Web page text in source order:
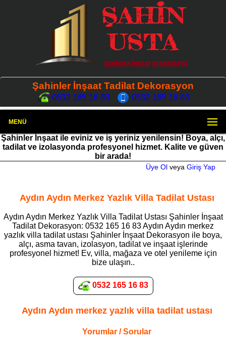
Şahinler İnşaat Tadilat Dekorasyon
0532 165 16 83 0532 165 16 83
MENÜ
Şahinler İnşaat ile eviniz ve iş yeriniz yenilensin! Boya, alçı,
tadilat ve izolasyonda profesyonel hizmet. Kalite ve güven
bir arada!
Üye Ol veya Giriş Yap
Aydın Aydın Merkez Yazlık Villa Tadilat Ustası
Aydın Aydın Merkez Yazlık Villa Tadilat Ustası Şahinler İnşaat
Tadilat Dekorasyon: 0532 165 16 83 Aydın Aydın merkez
yazlık villa tadilat ustası Şahinler İnşaat Dekorasyon ile boya,
alçı, asma tavan, izolasyon, tadilat ve inşaat işlerinde
profesyonel hizmet! Ev, villa, mağaza ve otel yenileme için
bize ulaşın..
0532 165 16 83
Aydın Aydın merkez yazlık villa tadilat ustası
Yorumlar / Sorular